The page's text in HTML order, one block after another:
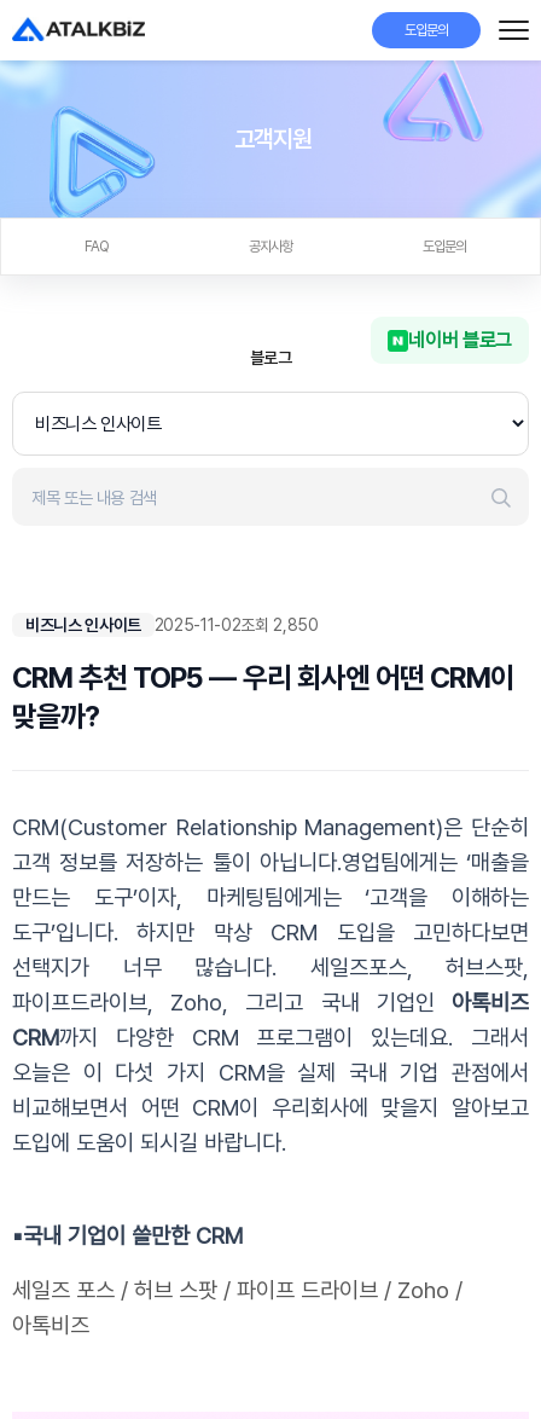
도입문의
고객지원
FAQ 공지사항 도입문의
블로그
네이버 블로그
비즈니스 인사이트 2025-11-02조회 2,850
CRM 추천 TOP5 — 우리 회사엔 어떤 CRM이
맞을까?
CRM(Customer Relationship Management)은 단순히
고객 정보를 저장하는 툴이 아닙니다.영업팀에게는 ‘매출을
만드는 도구’이자, 마케팅팀에게는 ‘고객을 이해하는
도구’입니다.하지만 막상 CRM 도입을 고민하다보면
선택지가 너무 많습니다. 세일즈포스, 허브스팟,
파이프드라이브, Zoho, 그리고 국내 기업인 아톡비즈
CRM까지 다양한 CRM 프로그램이 있는데요. 그래서
오늘은 이 다섯 가지 CRM을 실제 국내 기업 관점에서
비교해보면서 어떤 CRM이 우리회사에 맞을지 알아보고
도입에 도움이 되시길 바랍니다.
▪️국내 기업이 쓸만한 CRM
세일즈 포스 / 허브 스팟 / 파이프 드라이브 / Zoho /
아톡비즈